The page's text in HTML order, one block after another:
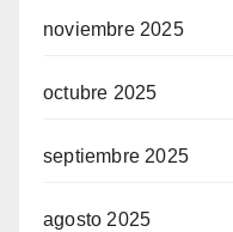
noviembre 2025
octubre 2025
septiembre 2025
agosto 2025